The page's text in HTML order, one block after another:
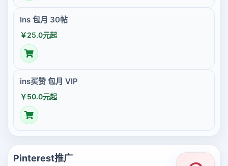
Ins 包月 30帖
￥25.0元起
ins买赞 包月 VIP
￥50.0元起
Pinterest推广